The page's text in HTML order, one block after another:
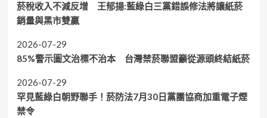
菸稅收入不減反增 王郁揚:藍綠白三黨錯誤修法將讓紙菸
銷量與黑市雙贏
2026-07-29
85%警示圖文治標不治本 台灣禁菸聯盟籲從源頭終結紙菸
2026-07-29
罕見藍綠白朝野聯手！菸防法7月30日黨團協商加重電子煙
禁令